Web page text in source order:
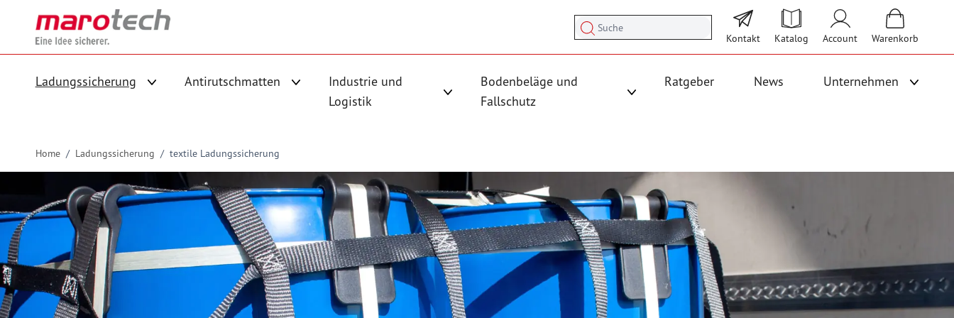
Kontakt Katalog Account Warenkorb
Ladungssicherung Antirutschmatten
Untermenü für Kategorie Antirutschmatten anzeigen
Industrie und
Logistik
Untermenü für Kategorie Industrie und Logistik anzeigen
Bodenbeläge und
Fallschutz
Ratgeber News Unternehmen
Home / Ladungssicherung / textile Ladungssicherung